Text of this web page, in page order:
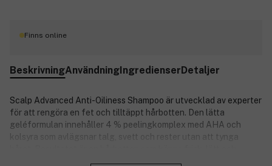
Finns online
BeskrivningAnvändningIngredienserDetaljer
Scalp Advanced Anti-Oiliness Shampoo är utvecklad av experter
för att rengöra en fet och tilltäppt hårbotten. Den lätta
geléformulan innehåller 4 % peelingkomplex med AHA och
kolsyra som avlägsnar talg, svett och rester utan att tynga